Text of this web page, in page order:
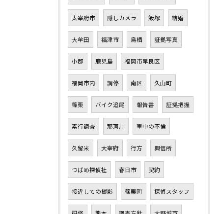
太宰府市 隠しカメラ 飯塚 結婚
大牟田 福津市 鳥栖 証拠写真
小郡 鹿児島 福岡市早良区
福岡市内 調停 南区 久山町
篠栗 バイク追尾 報告書 証拠把握
素行調査 那珂川 車中の不倫
久留米 大宰府 行方 興信所
つばめ探偵社 春日市 契約
接近しての撮影 篠栗町 探偵スタッフ